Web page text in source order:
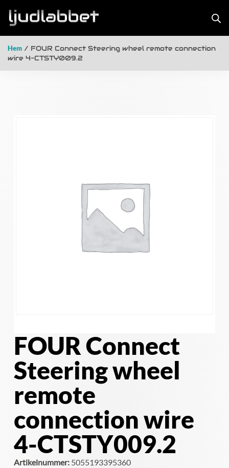
Hem / FOUR Connect Steering wheel remote connection
wire 4-CTSTY009.2
FOUR Connect
Steering wheel
remote
connection wire
4-CTSTY009.2
Artikelnummer:5055193395360